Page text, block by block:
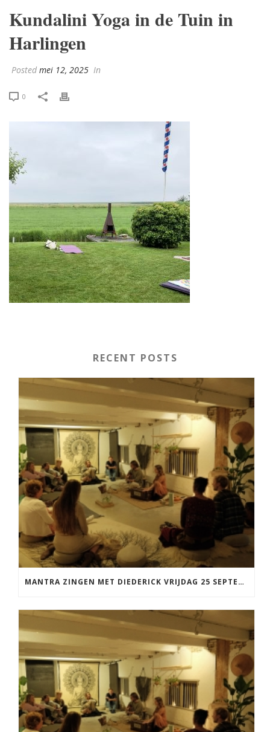
Kundalini Yoga in de Tuin in
Harlingen
Posted mei 12, 2025 In
0
RECENT POSTS
MANTRA ZINGEN MET DIEDERICK VRIJDAG 25 SEPTEMBER EN 20 NOVEMBER